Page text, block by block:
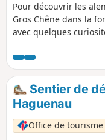
Pour découvrir les
Gros Chêne dans la
avec quelques
Sentier de
Haguenau
Office de tourisme